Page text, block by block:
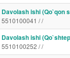
Davolash ishi (Qo`qon
5510100041 / /
Davolash ishi
5510100252 / /